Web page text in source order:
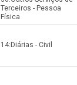
Terceiros - Pessoa
Física
14:Diárias - Civil